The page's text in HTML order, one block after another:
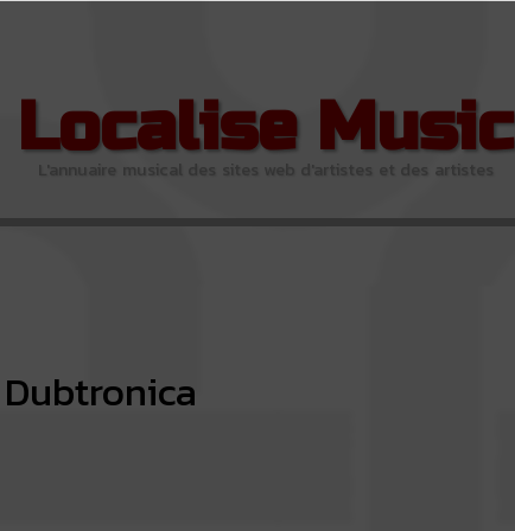
Localise Music
L'annuaire musical des sites web d'artistes et des artistes
Dubtronica